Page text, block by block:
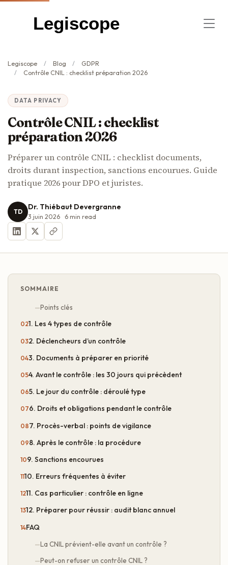
Legiscope
Legiscope Blog
GDPR
Contrôle CNIL : checklist préparation 2026
DATA PRIVACY
Contrôle CNIL : checklist
préparation 2026
Préparer un contrôle CNIL : checklist documents,
droits durant inspection, sanctions encourues. Guide
pratique 2026 pour DPO et juristes.
TD Dr. Thiébaut Devergranne
3 juin 2026 6 min read
SOMMAIRE
Points clés
1. Les 4 types de contrôle
2. Déclencheurs d’un contrôle
3. Documents à préparer en priorité
4. Avant le contrôle : les 30 jours qui précèdent
5. Le jour du contrôle : déroulé type
6. Droits et obligations pendant le contrôle
7. Procès-verbal : points de vigilance
8. Après le contrôle : la procédure
9. Sanctions encourues
10. Erreurs fréquentes à éviter
11. Cas particulier : contrôle en ligne
12. Préparer pour réussir : audit blanc annuel
FAQ
La CNIL prévient-elle avant un contrôle ?
Peut-on refuser un contrôle CNIL ?